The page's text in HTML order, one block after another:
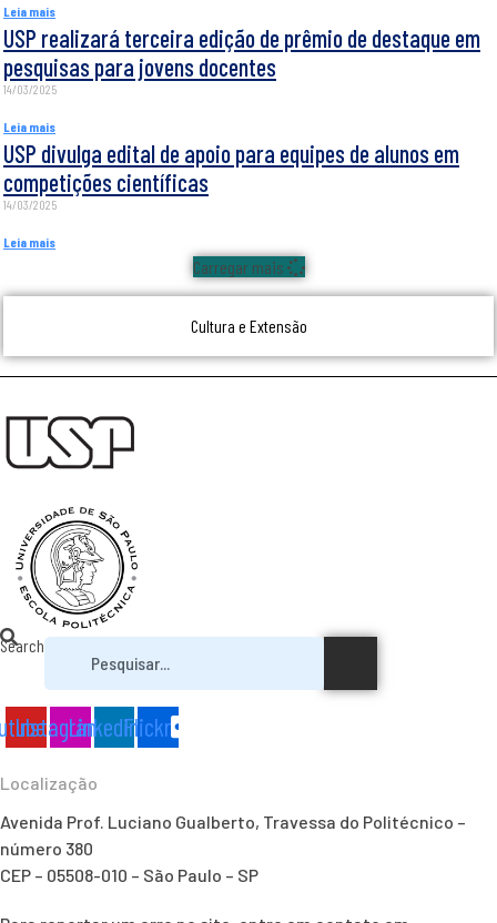
Cultura e Extensão
Leia mais
USP realizará terceira edição de prêmio de destaque em
pesquisas para jovens docentes
14/03/2025
Leia mais
USP divulga edital de apoio para equipes de alunos em
competições científicas
14/03/2025
Leia mais
Carregar mais
Search
InstagramLinkedinFlickr
Localização
Avenida Prof. Luciano Gualberto, Travessa do Politécnico –
número 380
CEP – 05508-010 – São Paulo – SP